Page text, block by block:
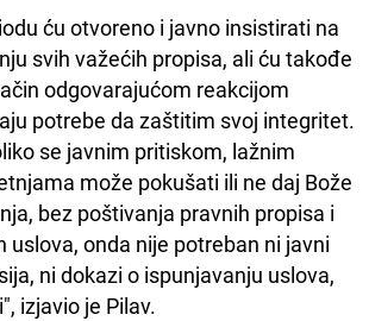
ću otvoreno i javno insistirati na
svih važećih propisa, ali ću takođe
odgovarajućom reakcijom
potrebe da zaštitim svoj integritet.
se javnim pritiskom, lažnim
može pokušati ili ne daj Bože
bez poštivanja pravnih propisa i
uslova, onda nije potreban ni javni
ni dokazi o ispunjavanju uslova,
izjavio je Pilav.